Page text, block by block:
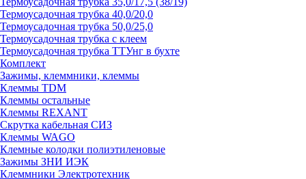
Термоусадочная трубка 40,0/20,0
Термоусадочная трубка 50,0/25,0
Термоусадочная трубка с клеем
Термоусадочная трубка ТТУнг в бухте
Комплект
Зажимы, клеммники, клеммы
Клеммы TDM
Клеммы остальные
Клеммы REXANT
Скрутка кабельная СИЗ
Клеммы WAGO
Клемные колодки полиэтиленовые
Зажимы ЗНИ ИЭК
Клеммники Электротехник